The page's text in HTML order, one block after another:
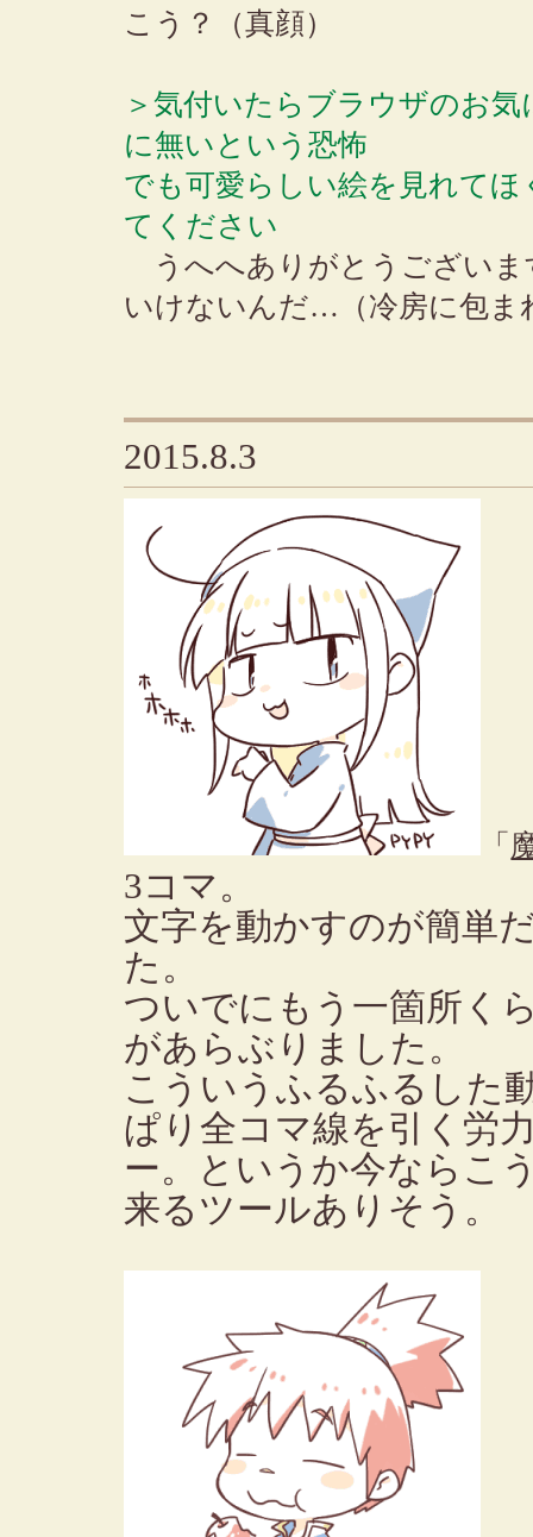
こう？（真顔）
＞気付いたらブラウザのお
に無いという恐怖
でも可愛らしい絵を見れて
てください
うへへありがとうございま
いけないんだ…（冷房に包ま
2015.8.3
「
3コマ。
文字を動かすのが簡単
た。
ついでにもう一箇所く
があらぶりました。
こういうふるふるした
ぱり全コマ線を引く労
ー。というか今ならこ
来るツールありそう。